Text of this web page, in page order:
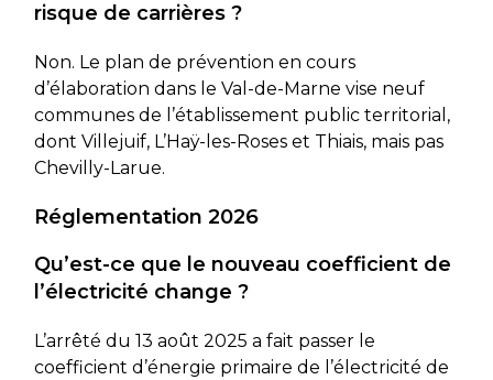
risque de carrières ?
Non. Le plan de prévention en cours
d’élaboration dans le Val-de-Marne vise neuf
communes de l’établissement public territorial,
dont Villejuif, L’Haÿ-les-Roses et Thiais, mais pas
Chevilly-Larue.
Réglementation 2026
Qu’est-ce que le nouveau coefficient de
l’électricité change ?
L’arrêté du 13 août 2025 a fait passer le
coefficient d’énergie primaire de l’électricité de